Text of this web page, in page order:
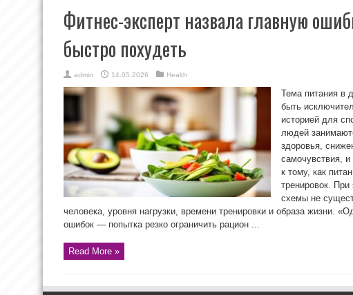
Фитнес-эксперт назвала главную
быстро похудеть
admin 14.05.2026 Health
Тема питания в
быть
историей для
людей
здоровья,
самочувствия, и
к тому, как
тренировок.
схемы не
человека, уровня нагрузки, времени тренировки и образа жизни.
ошибок — попытка резко ограничить рацион ...
Read More »